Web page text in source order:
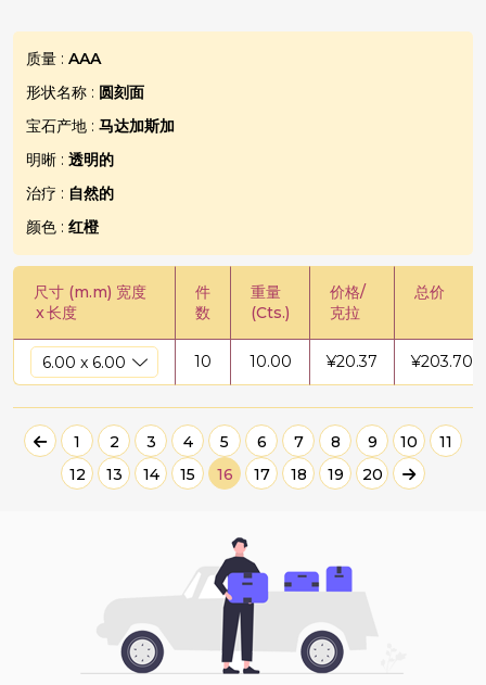
质量 : AAA
形状名称 : 圆刻面
宝石产地 : 马达加斯加
明晰 : 透明的
治疗 : 自然的
颜色 : 红橙
尺寸 (m.m) 宽度
x长度
件
数
重量
(Cts.)
价格/
克拉
总价
10 10.00 ¥20.37 ¥203.70
1 2 3 4 5 6 7 8 9 10
11
12
13 14 15 16 17 18 19 20